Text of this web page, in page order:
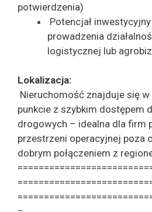
potwierdzenia)
Potencjał
prowadzenia
logistycznej lub
Lokalizacja:
Nieruchomość znajduje się
punkcie z szybkim dostępem
drogowych – idealna dla firm
przestrzeni operacyjnej poza
dobrym połączeniem z